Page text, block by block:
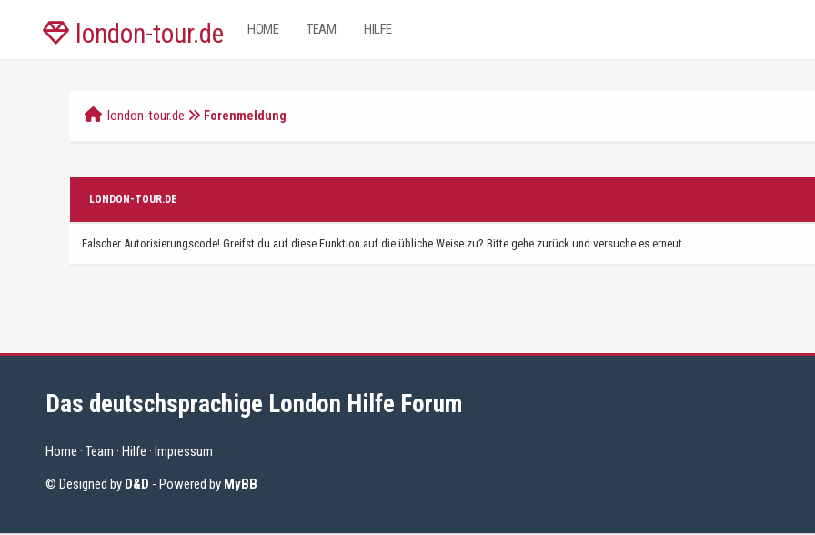
london-tour.de HOME TEAM HILFE
london-tour.de Forenmeldung
LONDON-TOUR.DE
Falscher Autorisierungscode! Greifst du auf diese Funktion auf die übliche Weise zu? Bitte gehe zurück und versuche es erneut.
Das deutschsprachige London Hilfe Forum
Home · Team · Hilfe · Impressum
© Designed by D&D - Powered by MyBB